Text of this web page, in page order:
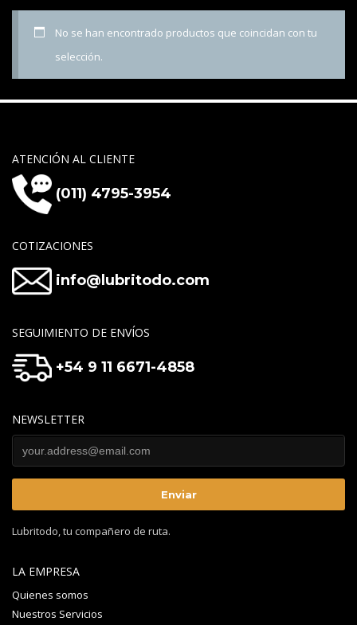
No se han encontrado productos que coincidan con tu
selección.
ATENCIÓN AL CLIENTE
(011) 4795-3954
COTIZACIONES
info@lubritodo.com
SEGUIMIENTO DE ENVÍOS
+54 9 11 6671-4858
NEWSLETTER
Lubritodo, tu compañero de ruta.
LA EMPRESA
Quienes somos
Nuestros Servicios